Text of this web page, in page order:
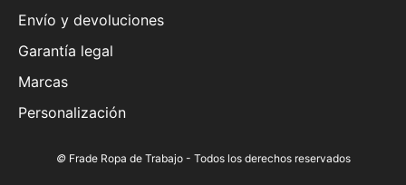
Envío y devoluciones
Garantía legal
Marcas
Personalización
©Frade Ropa de Trabajo - Todos los derechos reservados